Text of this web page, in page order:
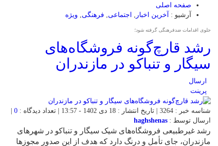
صفحه اصلی
آرشیو :
آخرین اخبار اجتماعی فرهنگی ویژه
جلوی اقدامات ضدفرهنگی گرفته شود؛
رشد قارچ‌گونه فروشگاه‌های
سیگار و تنباکو در مازندران
ارسال
پرینت
شناسه خبر : 3264 | تاریخ انتشار : 18 دی 1402 - 13:57 | تعداد دیدگاه : 0
|
ارسال توسط : haghshenas
رشد غیرطبیعی فروشگاه‌های شیک سیگار و تنباکو در شهرهای
مازندران، جای تأمل و درنگ دارد که هدف از این صدور مجوزها